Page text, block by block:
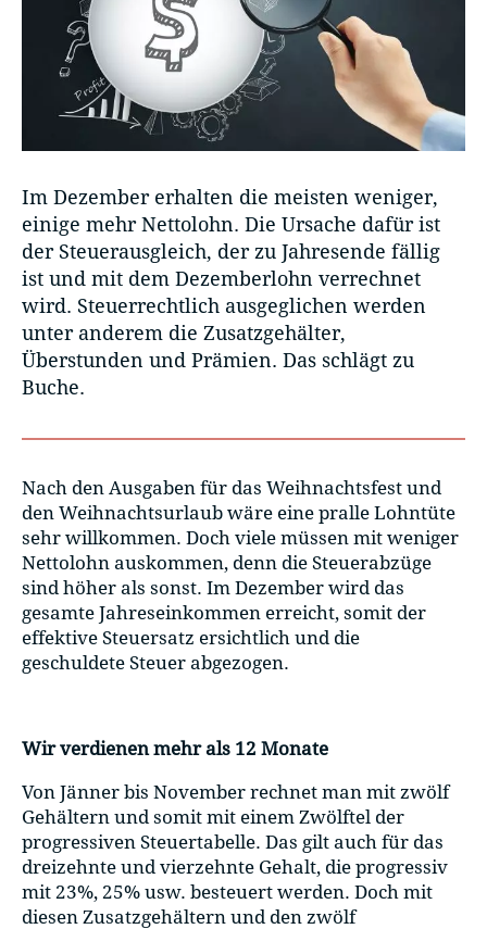
Im Dezember erhalten die meisten weniger,
einige mehr Nettolohn. Die Ursache dafür ist
der Steuerausgleich, der zu Jahresende fällig
ist und mit dem Dezemberlohn verrechnet
wird. Steuerrechtlich ausgeglichen werden
unter anderem die Zusatzgehälter,
Überstunden und Prämien. Das schlägt zu
Buche.
Nach den Ausgaben für das Weihnachtsfest und
den Weihnachtsurlaub wäre eine pralle Lohntüte
sehr willkommen. Doch viele müssen mit weniger
Nettolohn auskommen, denn die Steuerabzüge
sind höher als sonst. Im Dezember wird das
gesamte Jahreseinkommen erreicht, somit der
effektive Steuersatz ersichtlich und die
geschuldete Steuer abgezogen.
Wir verdienen mehr als 12 Monate
Von Jänner bis November rechnet man mit zwölf
Gehältern und somit mit einem Zwölftel der
progressiven Steuertabelle. Das gilt auch für das
dreizehnte und vierzehnte Gehalt, die progressiv
mit 23%, 25% usw. besteuert werden. Doch mit
diesen Zusatzgehältern und den zwölf